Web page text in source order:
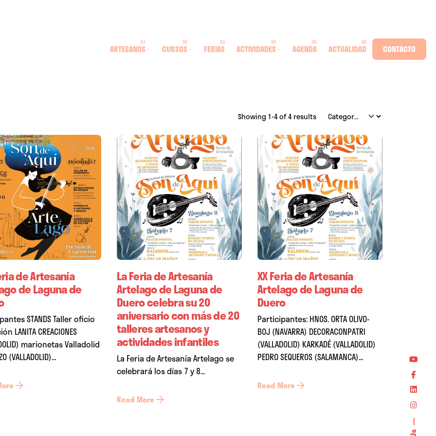
ARTESANOS CURSOS FERIAS ACTIVIDADES AGENDA ACTUALIDAD CONTACTO
Showing 1-4 of 4 results
de Artesanía
de Laguna de
STANDS Taller oficio
LANITA CREACIONES
marionetas Valladolid
(VALLADOLID)...
La Feria de Artesanía
Artelago de Laguna de
Duero celebra su 20
aniversario con más de 20
talleres artesanos y
actividades infantiles
La Feria de Artesanía Artelago se
celebrará los días 7 y 8...
Read More
XX Feria de Artesanía
Artelago de Laguna de
Duero
Participantes: HNOS. ORTA OLIVO-
BOJ (NAVARRA) DECORACONPATRI
(VALLADOLID) KARKADÉ (VALLADOLID)
PEDRO SEQUEROS (SALAMANCA)...
Read More